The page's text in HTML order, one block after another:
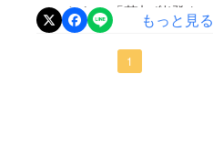
ていたら、「草加/能登を応
援チャリティー 来月、コ
ンサート」、と記事が出て
もっと見る
1